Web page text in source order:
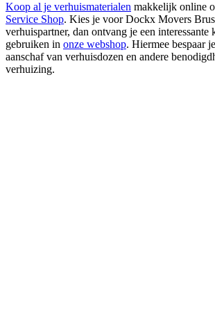
Koop al je verhuismaterialen makkelijk online
Service Shop. Kies je voor Dockx Movers
verhuispartner, dan ontvang je een
gebruiken in onze webshop. Hiermee bespaar
aanschaf van verhuisdozen en andere
verhuizing.